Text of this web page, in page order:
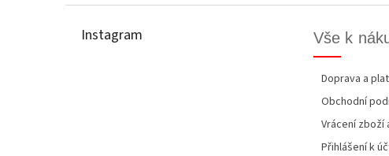
Instagram Vše k
Doprava a
Obchodní
Vrácení zboží
Přihlášení k